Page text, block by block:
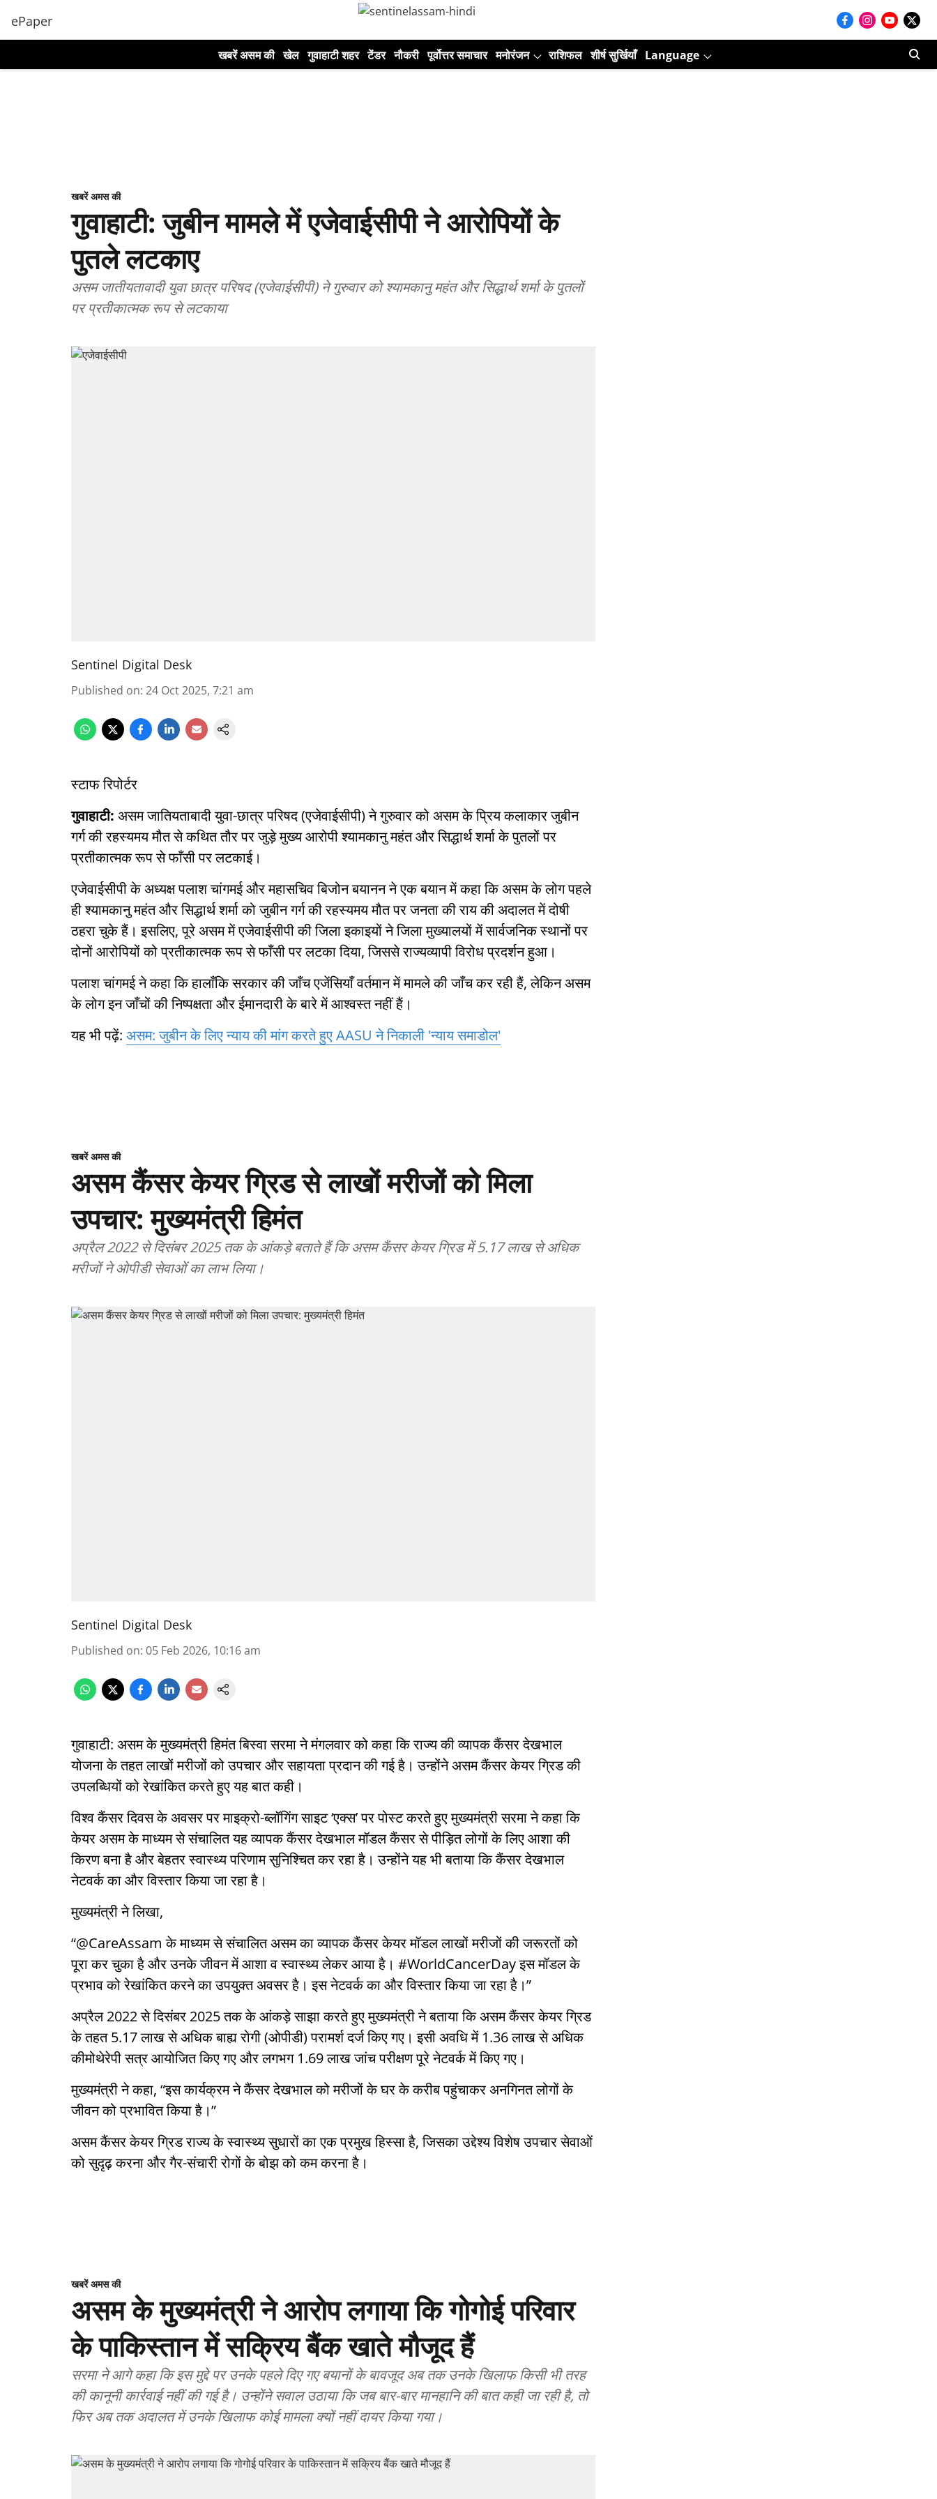
ePaper
खबरें असम की खेल गुवाहाटी शहर टेंडर नौकरी पूर्वोत्तर समाचार मनोरंजन राशिफल शीर्ष सुर्खियाँ Language
खबरें अमस की
गुवाहाटी: जुबीन मामले में एजेवाईसीपी ने आरोपियों के
पुतले लटकाए
असम जातीयतावादी युवा छात्र परिषद (एजेवाईसीपी) ने गुरुवार को श्यामकानु महंत और सिद्धार्थ शर्मा के पुतलों
पर प्रतीकात्मक रूप से लटकाया
Sentinel Digital Desk
Published on: 24 Oct 2025, 7:21 am
स्टाफ रिपोर्टर
गुवाहाटी: असम जातियताबादी युवा-छात्र परिषद (एजेवाईसीपी) ने गुरुवार को असम के प्रिय कलाकार जुबीन
गर्ग की रहस्यमय मौत से कथित तौर पर जुड़े मुख्य आरोपी श्यामकानु महंत और सिद्धार्थ शर्मा के पुतलों पर
प्रतीकात्मक रूप से फाँसी पर लटकाई।
एजेवाईसीपी के अध्यक्ष पलाश चांगमई और महासचिव बिजोन बयानन ने एक बयान में कहा कि असम के लोग पहले
ही श्यामकानु महंत और सिद्धार्थ शर्मा को जुबीन गर्ग की रहस्यमय मौत पर जनता की राय की अदालत में दोषी
ठहरा चुके हैं। इसलिए, पूरे असम में एजेवाईसीपी की जिला इकाइयों ने जिला मुख्यालयों में सार्वजनिक स्थानों पर
दोनों आरोपियों को प्रतीकात्मक रूप से फाँसी पर लटका दिया, जिससे राज्यव्यापी विरोध प्रदर्शन हुआ।
पलाश चांगमई ने कहा कि हालाँकि सरकार की जाँच एजेंसियाँ वर्तमान में मामले की जाँच कर रही हैं, लेकिन असम
के लोग इन जाँचों की निष्पक्षता और ईमानदारी के बारे में आश्वस्त नहीं हैं।
यह भी पढ़ें: असम: जुबीन के लिए न्याय की मांग करते हुए AASU ने निकाली 'न्याय समाडोल'
खबरें अमस की
असम कैंसर केयर ग्रिड से लाखों मरीजों को मिला
उपचार: मुख्यमंत्री हिमंत
अप्रैल 2022 से दिसंबर 2025 तक के आंकड़े बताते हैं कि असम कैंसर केयर ग्रिड में 5.17 लाख से अधिक
मरीजों ने ओपीडी सेवाओं का लाभ लिया।
Sentinel Digital Desk
Published on: 05 Feb 2026, 10:16 am
गुवाहाटी: असम के मुख्यमंत्री हिमंत बिस्वा सरमा ने मंगलवार को कहा कि राज्य की व्यापक कैंसर देखभाल
योजना के तहत लाखों मरीजों को उपचार और सहायता प्रदान की गई है। उन्होंने असम कैंसर केयर ग्रिड की
उपलब्धियों को रेखांकित करते हुए यह बात कही।
विश्व कैंसर दिवस के अवसर पर माइक्रो-ब्लॉगिंग साइट ‘एक्स’ पर पोस्ट करते हुए मुख्यमंत्री सरमा ने कहा कि
केयर असम के माध्यम से संचालित यह व्यापक कैंसर देखभाल मॉडल कैंसर से पीड़ित लोगों के लिए आशा की
किरण बना है और बेहतर स्वास्थ्य परिणाम सुनिश्चित कर रहा है। उन्होंने यह भी बताया कि कैंसर देखभाल
नेटवर्क का और विस्तार किया जा रहा है।
मुख्यमंत्री ने लिखा,
“@CareAssam के माध्यम से संचालित असम का व्यापक कैंसर केयर मॉडल लाखों मरीजों की जरूरतों को
पूरा कर चुका है और उनके जीवन में आशा व स्वास्थ्य लेकर आया है। #WorldCancerDay इस मॉडल के
प्रभाव को रेखांकित करने का उपयुक्त अवसर है। इस नेटवर्क का और विस्तार किया जा रहा है।”
अप्रैल 2022 से दिसंबर 2025 तक के आंकड़े साझा करते हुए मुख्यमंत्री ने बताया कि असम कैंसर केयर ग्रिड
के तहत 5.17 लाख से अधिक बाह्य रोगी (ओपीडी) परामर्श दर्ज किए गए। इसी अवधि में 1.36 लाख से अधिक
कीमोथेरेपी सत्र आयोजित किए गए और लगभग 1.69 लाख जांच परीक्षण पूरे नेटवर्क में किए गए।
मुख्यमंत्री ने कहा, “इस कार्यक्रम ने कैंसर देखभाल को मरीजों के घर के करीब पहुंचाकर अनगिनत लोगों के
जीवन को प्रभावित किया है।”
असम कैंसर केयर ग्रिड राज्य के स्वास्थ्य सुधारों का एक प्रमुख हिस्सा है, जिसका उद्देश्य विशेष उपचार सेवाओं
को सुदृढ़ करना और गैर-संचारी रोगों के बोझ को कम करना है।
खबरें अमस की
असम के मुख्यमंत्री ने आरोप लगाया कि गोगोई परिवार
के पाकिस्तान में सक्रिय बैंक खाते मौजूद हैं
सरमा ने आगे कहा कि इस मुद्दे पर उनके पहले दिए गए बयानों के बावजूद अब तक उनके खिलाफ किसी भी तरह
की कानूनी कार्रवाई नहीं की गई है। उन्होंने सवाल उठाया कि जब बार-बार मानहानि की बात कही जा रही है, तो
फिर अब तक अदालत में उनके खिलाफ कोई मामला क्यों नहीं दायर किया गया।